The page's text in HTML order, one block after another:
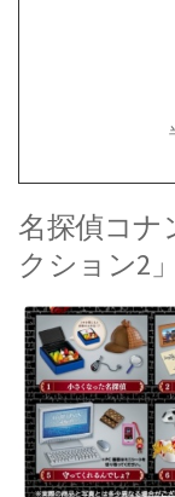
名探偵コナ
クション2